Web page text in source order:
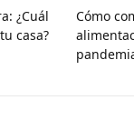
¿Cuál
casa?
Cómo